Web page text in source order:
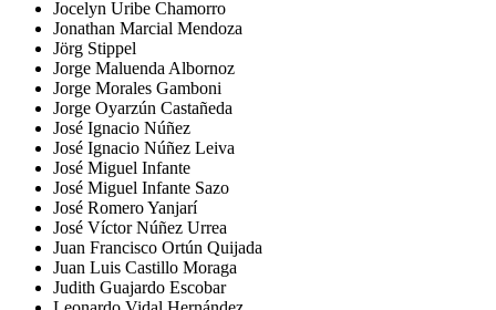
Jocelyn Uribe Chamorro
Jonathan Marcial Mendoza
Jörg Stippel
Jorge Maluenda Albornoz
Jorge Morales Gamboni
Jorge Oyarzún Castañeda
José Ignacio Núñez
José Ignacio Núñez Leiva
José Miguel Infante
José Miguel Infante Sazo
José Romero Yanjarí
José Víctor Núñez Urrea
Juan Francisco Ortún Quijada
Juan Luis Castillo Moraga
Judith Guajardo Escobar